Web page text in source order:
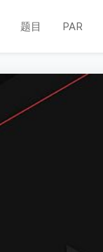
题目 PAR